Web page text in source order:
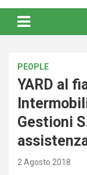
By
internazionale
PEOPLE
YARD al
Gestioni
2 Agosto 2018